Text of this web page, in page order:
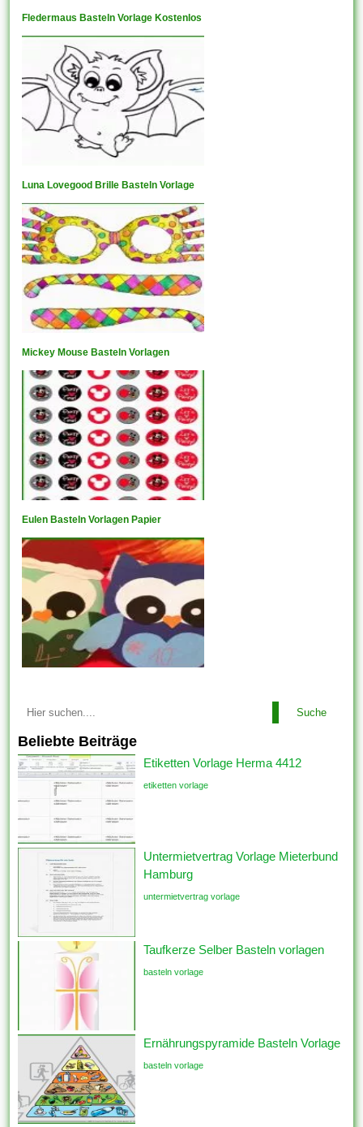
Fledermaus Basteln Vorlage Kostenlos
Luna Lovegood Brille Basteln Vorlage
Mickey Mouse Basteln Vorlagen
Eulen Basteln Vorlagen Papier
Suche
Beliebte Beiträge
Etiketten Vorlage Herma 4412
etiketten vorlage
Untermietvertrag Vorlage Mieterbund
Hamburg
untermietvertrag vorlage
Taufkerze Selber Basteln vorlagen
basteln vorlage
Ernährungspyramide Basteln Vorlage
basteln vorlage